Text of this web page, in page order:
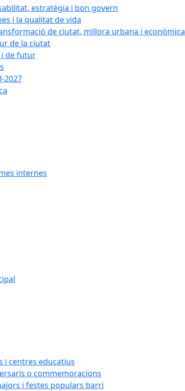
estratègia i bon govern
i la qualitat de vida
de ciutat, millora urbana i econòmica
de la ciutat
i de futur
2027
internes
i centres educatius
o commemoracions
i festes populars barri